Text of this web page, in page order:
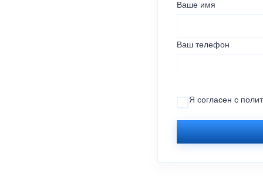
Ваше имя
Ваш телефон
Я согласен с